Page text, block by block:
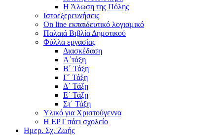
Η Άλωση της Πόλης
Ιστοεξερευνήσεις
On line εκπαιδευτικό λογισμικό
Παλαιά Βιβλία Δημοτικού
Φύλλα εργασίας
Διασκέδαση
Α΄τάξη
Β΄ Τάξη
Γ΄ Τάξη
Δ΄ Τάξη
Ε΄ Τάξη
Στ΄ Τάξη
Υλικό για Χριστούγεννα
Η ΕΡΤ πάει σχολείο
Ημερ. Σχ. Ζωής